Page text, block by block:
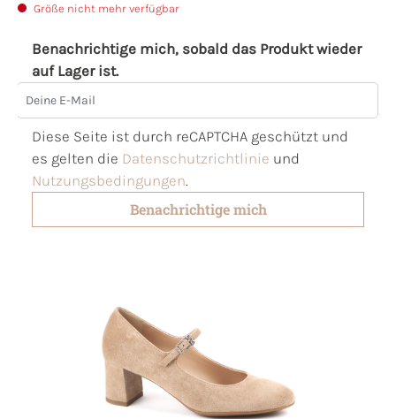
Größe nicht mehr verfügbar
Benachrichtige mich, sobald das Produkt wieder
auf Lager ist.
Deine E-Mail
Diese Seite ist durch reCAPTCHA geschützt und
es gelten die Datenschutzrichtlinie und
Nutzungsbedingungen.
Benachrichtige mich